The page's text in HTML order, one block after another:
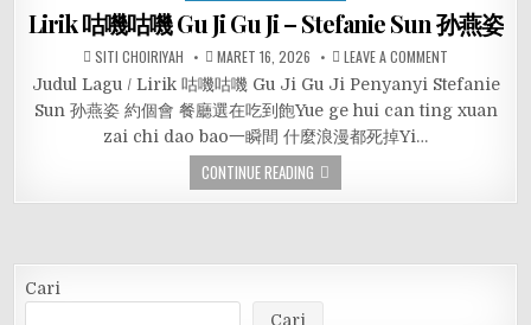
Lirik 咕嘰咕嘰 Gu Ji Gu Ji – Stefanie Sun 孙燕姿
SITI CHOIRIYAH MARET 16, 2026 LEAVE A COMMENT
Judul Lagu / Lirik 咕嘰咕嘰 Gu Ji Gu Ji Penyanyi Stefanie
Sun 孙燕姿 約個會 餐廳選在吃到飽Yue ge hui can ting xuan
zai chi dao bao一瞬間 什麼浪漫都死掉Yi…
CONTINUE READING
Cari
Cari